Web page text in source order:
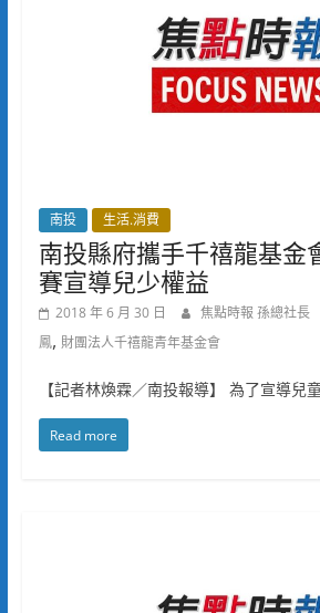
南投 生活.消費
南投縣府攜手千禧龍基
賽宣導兒少權益
2018 年 6 月 30 日 焦點時報 孫總社長
鳳, 財團法人千禧龍青年基金會
【記者林煥霖／南投報導】 為了宣導兒
Read more